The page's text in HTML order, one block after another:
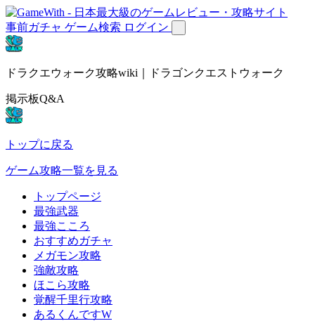
事前ガチャ ゲーム検索 ログイン
ドラクエウォーク攻略wiki｜ドラゴンクエストウォーク
掲示板Q&A
トップに戻る
ゲーム攻略一覧を見る
トップページ
最強武器
最強こころ
おすすめガチャ
メガモン攻略
強敵攻略
ほこら攻略
覚醒千里行攻略
あるくんですW